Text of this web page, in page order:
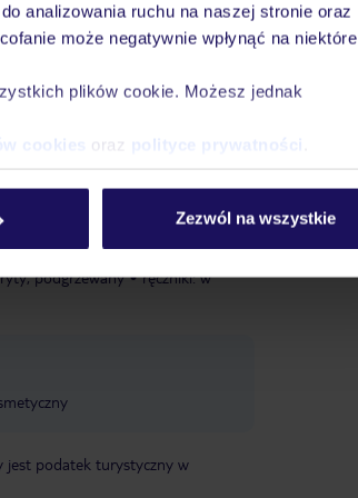
analizowania ruchu na naszej stronie oraz
może negatywnie wpłynąć na niektóre
plików cookie. Możesz jednak
cookies oraz polityce prywatności
Zezwól na wszystkie
informacje
podgrzewany
ręczniki: w
jest podatek turystyczny w